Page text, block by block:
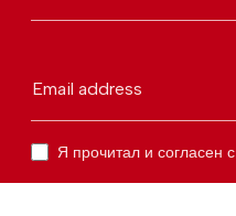
Email address
Я прочитал и согласен с